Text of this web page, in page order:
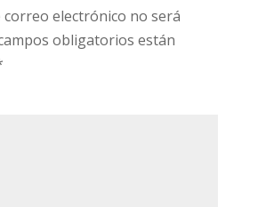
correo electrónico no será
obligatorios están